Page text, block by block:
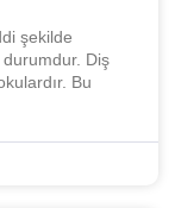
şekilde
Diş
Bu